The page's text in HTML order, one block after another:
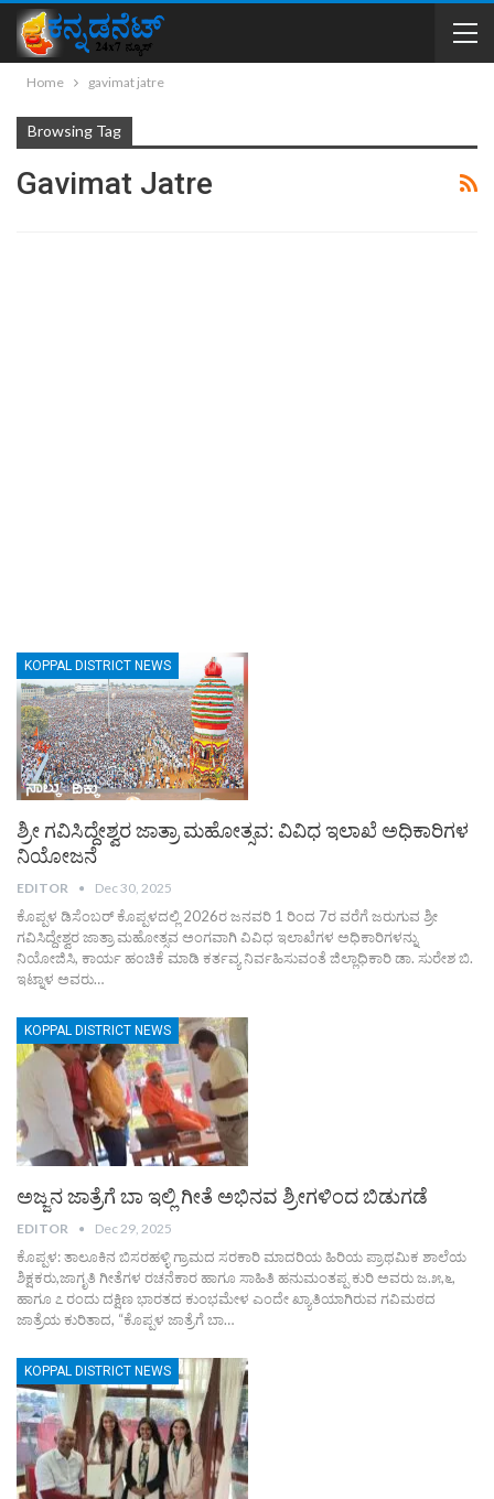
Home gavimat jatre
Browsing Tag
Gavimat Jatre
KOPPAL DISTRICT NEWS
ಶ್ರೀ ಗವಿಸಿದ್ದೇಶ್ವರ ಜಾತ್ರಾ ಮಹೋತ್ಸವ: ವಿವಿಧ ಇಲಾಖೆ ಅಧಿಕಾರಿಗಳ
ನಿಯೋಜನೆ
EDITOR Dec 30, 2025
ಕೊಪ್ಪಳ ಡಿಸೆಂಬರ್ ಕೊಪ್ಪಳದಲ್ಲಿ 2026ರ ಜನವರಿ 1 ರಿಂದ 7ರ ವರೆಗೆ ಜರುಗುವ ಶ್ರೀ
ಗವಿಸಿದ್ದೇಶ್ವರ ಜಾತ್ರಾ ಮಹೋತ್ಸವ ಅಂಗವಾಗಿ ವಿವಿಧ ಇಲಾಖೆಗಳ ಅಧಿಕಾರಿಗಳನ್ನು
ನಿಯೋಜಿಸಿ, ಕಾರ್ಯ ಹಂಚಿಕೆ ಮಾಡಿ ಕರ್ತವ್ಯ ನಿರ್ವಹಿಸುವಂತೆ ಜಿಲ್ಲಾಧಿಕಾರಿ ಡಾ. ಸುರೇಶ ಬಿ.
ಇಟ್ನಾಳ ಅವರು…
KOPPAL DISTRICT NEWS
ಅಜ್ಜನ ಜಾತ್ರೆಗೆ ಬಾ ಇಲ್ಲಿ ಗೀತೆ ಅಭಿನವ ಶ್ರೀಗಳಿಂದ ಬಿಡುಗಡೆ
EDITOR Dec 29, 2025
ಕೊಪ್ಪಳ: ತಾಲೂಕಿನ ಬಿಸರಹಳ್ಳಿ ಗ್ರಾಮದ ಸರಕಾರಿ ಮಾದರಿಯ ಹಿರಿಯ ಪ್ರಾಥಮಿಕ ಶಾಲೆಯ
ಶಿಕ್ಷಕರು,ಜಾಗೃತಿ ಗೀತೆಗಳ ರಚನೆಕಾರ ಹಾಗೂ ಸಾಹಿತಿ ಹನುಮಂತಪ್ಪ ಕುರಿ ಅವರು ಜ.೫,೬,
ಹಾಗೂ ೭ ರಂದು ದಕ್ಷಿಣ ಭಾರತದ ಕುಂಭಮೇಳ ಎಂದೇ ಖ್ಯಾತಿಯಾಗಿರುವ ಗವಿಮಠದ
ಜಾತ್ರೆಯ ಕುರಿತಾದ, “ಕೊಪ್ಪಳ ಜಾತ್ರೆಗೆ ಬಾ…
KOPPAL DISTRICT NEWS